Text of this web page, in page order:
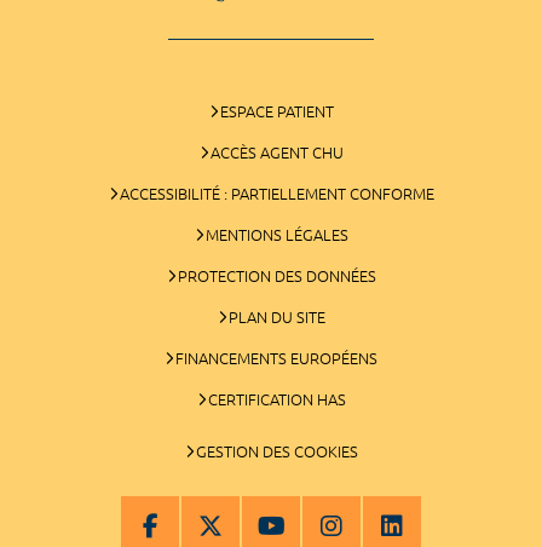
ESPACE PATIENT
ACCÈS AGENT CHU
ACCESSIBILITÉ : PARTIELLEMENT CONFORME
MENTIONS LÉGALES
PROTECTION DES DONNÉES
PLAN DU SITE
FINANCEMENTS EUROPÉENS
CERTIFICATION HAS
GESTION DES COOKIES